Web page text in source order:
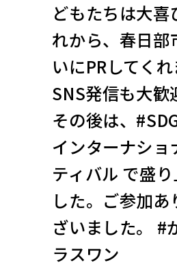
どもたちは大喜
れから、春日部
いにPRしてくれ
SNS発信も大歓
その後は、
インターナショ
ティバル で盛
した。ご参加
ざいました。 #
ラスワン